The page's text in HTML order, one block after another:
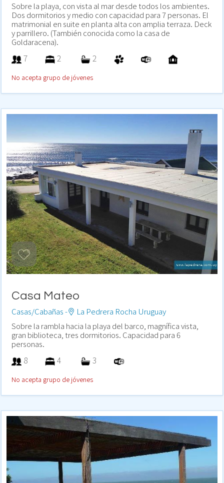
Sobre la playa, con vista al mar desde todos los ambientes.
Dos dormitorios y medio con capacidad para 7 personas. El
matrimonial en suite en planta alta con amplia terraza. Deck
y parrillero. (También conocida como la casa de
Goldaracena).
7 2 2
No acepta grupo de jóvenes
Casa Mateo
Casas/Cabañas -
La Pedrera Rocha Uruguay
Sobre la rambla hacia la playa del barco, magnífica vista,
gran biblioteca, tres dormitorios. Capacidad para 6
personas.
8 4 3
No acepta grupo de jóvenes